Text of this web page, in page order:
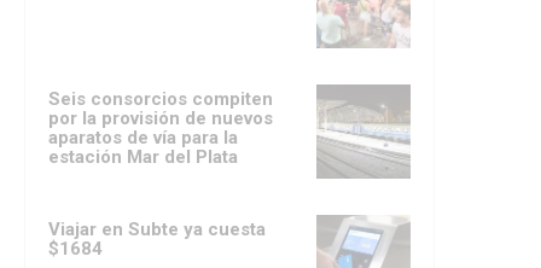
Seis consorcios compiten
por la provisión de nuevos
aparatos de vía para la
estación Mar del Plata
Viajar en Subte ya cuesta
$1684